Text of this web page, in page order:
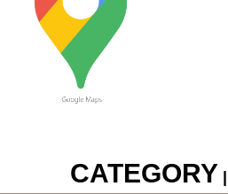
≪新着商品≫ 波佐見焼♪かわいい小鉢
2023/6/22
2023/6/16CATEGORY